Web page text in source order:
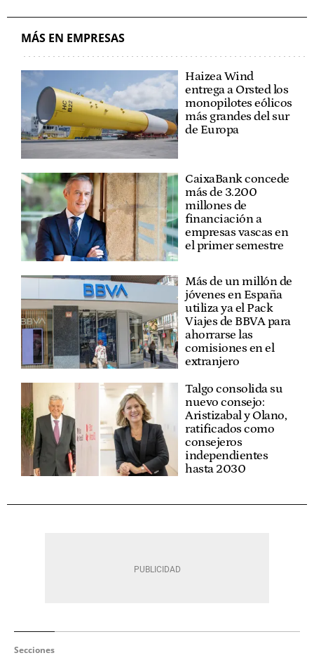
MÁS EN EMPRESAS
Haizea Wind
entrega a Orsted los
monopilotes eólicos
más grandes del sur
de Europa
CaixaBank concede
más de 3.200
millones de
financiación a
empresas vascas en
el primer semestre
Más de un millón de
jóvenes en España
utiliza ya el Pack
Viajes de BBVA para
ahorrarse las
comisiones en el
extranjero
Talgo consolida su
nuevo consejo:
Aristizabal y Olano,
ratificados como
consejeros
independientes
hasta 2030
Secciones